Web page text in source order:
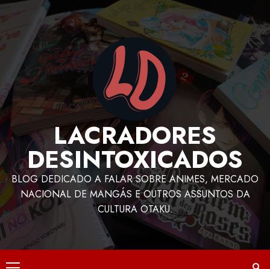
LACRADORES
DESINTOXICADOS
BLOG DEDICADO A FALAR SOBRE ANIMES, MERCADO
NACIONAL DE MANGÁS E OUTROS ASSUNTOS DA
CULTURA OTAKU.